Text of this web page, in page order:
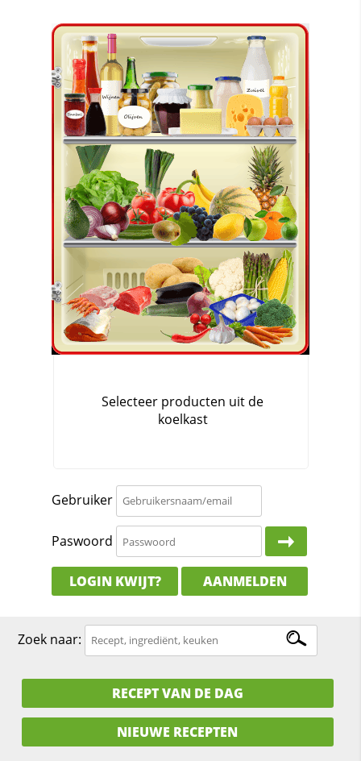
Gebruiker
Paswoord
LOGIN KWIJT? AANMELDEN
Zoek naar:
RECEPT VAN DE DAG
NIEUWE RECEPTEN